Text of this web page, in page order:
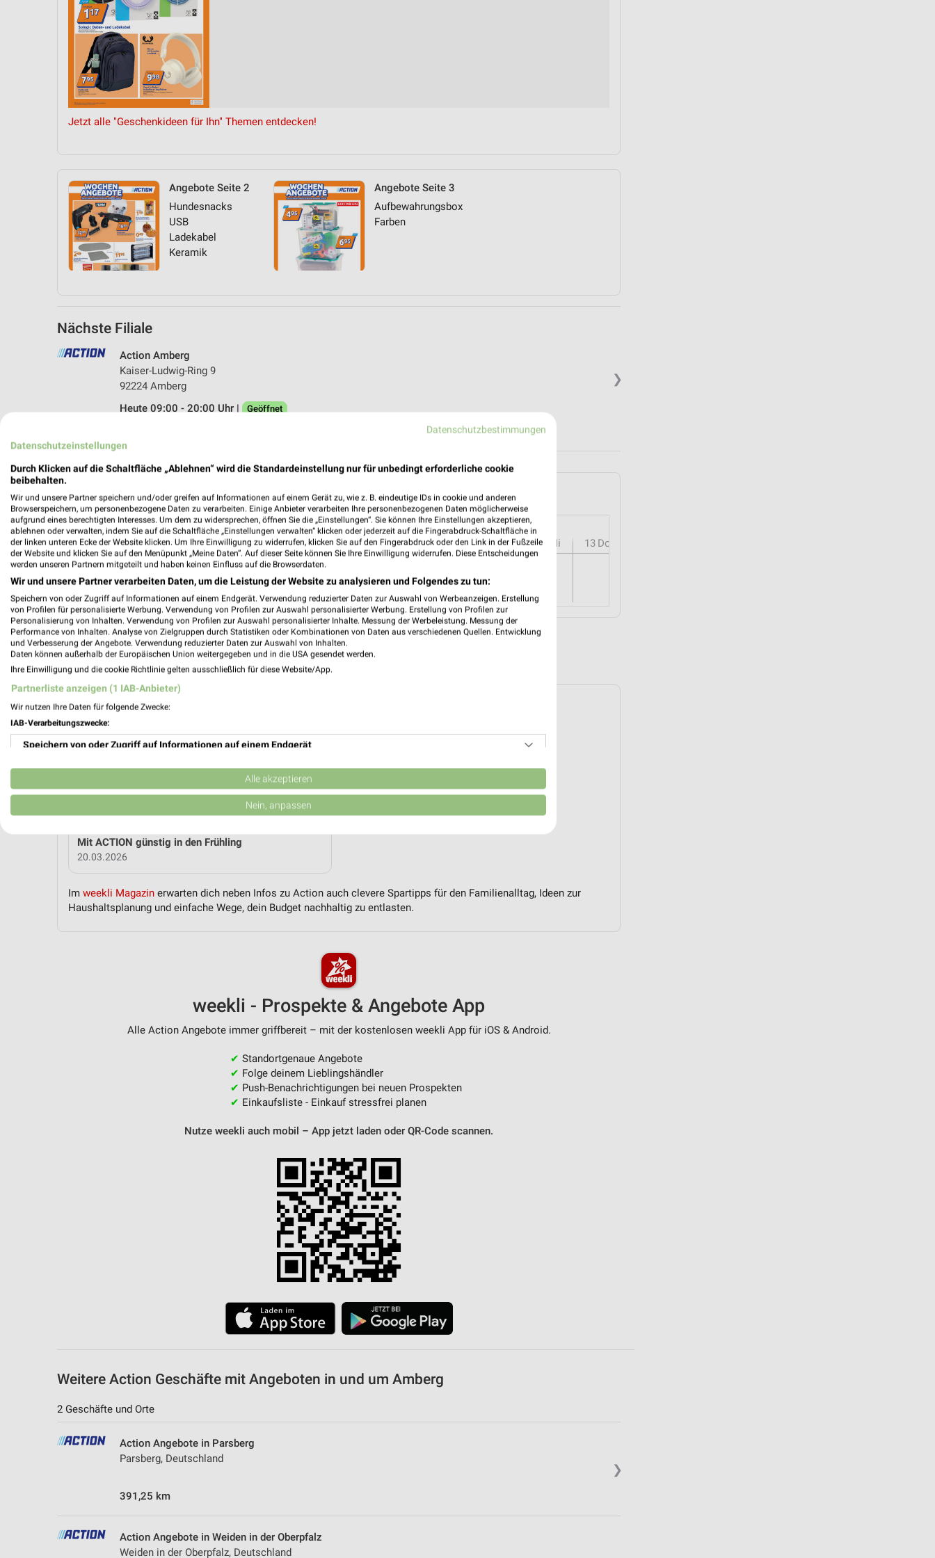
Jetzt alle "Geschenkideen für Ihn" Themen entdecken!
Angebote Seite 2
Hundesnacks
USB
Ladekabel
Keramik
Angebote Seite 3
Aufbewahrungsbox
Farben
Nächste Filiale
❯
Action Amberg
Kaiser-Ludwig-Ring 9
92224 Amberg
Heute 09:00 - 20:00 Uhr |
Geöffnet
Angebote-Kalender für Action in Amberg und Umgebung
Aug.
03Mo 04Di 05Mi 06 Do 07 Fr 08 Sa 09So 10Mo 11Di 12 Mi 13 Do
Action - Angebote ab 05.08.
MEHR PROSPEKTE
weekli Magazin
Mit ACTION günstig in den Frühling
20.03.2026
Im weekli Magazin erwarten dich neben Infos zu Action auch clevere Spartipps für den Familienalltag, Ideen zur
Haushaltsplanung und einfache Wege, dein Budget nachhaltig zu entlasten.
weekli - Prospekte & Angebote App
Alle Action Angebote immer griffbereit – mit der kostenlosen weekli App für iOS & Android.
✔ Standortgenaue Angebote
✔ Folge deinem Lieblingshändler
✔ Push-Benachrichtigungen bei neuen Prospekten
✔ Einkaufsliste - Einkauf stressfrei planen
Nutze weekli auch mobil – App jetzt laden oder QR-Code scannen.
Weitere Action Geschäfte mit Angeboten in und um Amberg
2 Geschäfte und Orte
❯
Action Angebote in Parsberg
Parsberg, Deutschland
391,25 km
Action Angebote in Weiden in der Oberpfalz
Weiden in der Oberpfalz, Deutschland
Datenschutzbestimmungen
Datenschutzeinstellungen
Durch Klicken auf die Schaltfläche „Ablehnen“ wird die Standardeinstellung nur für unbedingt erforderliche cookie
beibehalten.
Wir und unsere Partner speichern und/oder greifen auf Informationen auf einem Gerät zu, wie z. B. eindeutige IDs in cookie und anderen
Browserspeichern, um personenbezogene Daten zu verarbeiten. Einige Anbieter verarbeiten Ihre personenbezogenen Daten möglicherweise
aufgrund eines berechtigten Interesses. Um dem zu widersprechen, öffnen Sie die „Einstellungen“. Sie können Ihre Einstellungen akzeptieren,
ablehnen oder verwalten, indem Sie auf die Schaltfläche „Einstellungen verwalten“ klicken oder jederzeit auf die Fingerabdruck-Schaltfläche in
der linken unteren Ecke der Website klicken. Um Ihre Einwilligung zu widerrufen, klicken Sie auf den Fingerabdruck oder den Link in der Fußzeile
der Website und klicken Sie auf den Menüpunkt „Meine Daten“. Auf dieser Seite können Sie Ihre Einwilligung widerrufen. Diese Entscheidungen
werden unseren Partnern mitgeteilt und haben keinen Einfluss auf die Browserdaten.
Wir und unsere Partner verarbeiten Daten, um die Leistung der Website zu analysieren und Folgendes zu tun:
Speichern von oder Zugriff auf Informationen auf einem Endgerät. Verwendung reduzierter Daten zur Auswahl von Werbeanzeigen. Erstellung
von Profilen für personalisierte Werbung. Verwendung von Profilen zur Auswahl personalisierter Werbung. Erstellung von Profilen zur
Personalisierung von Inhalten. Verwendung von Profilen zur Auswahl personalisierter Inhalte. Messung der Werbeleistung. Messung der
Performance von Inhalten. Analyse von Zielgruppen durch Statistiken oder Kombinationen von Daten aus verschiedenen Quellen. Entwicklung
und Verbesserung der Angebote. Verwendung reduzierter Daten zur Auswahl von Inhalten.
Daten können außerhalb der Europäischen Union weitergegeben und in die USA gesendet werden.
Ihre Einwilligung und die cookie Richtlinie gelten ausschließlich für diese Website/App.
Partnerliste anzeigen (1 IAB-Anbieter)
Wir nutzen Ihre Daten für folgende Zwecke:
IAB-Verarbeitungszwecke:
Speichern von oder Zugriff auf Informationen auf einem Endgerät
Verwendung reduzierter Daten zur Auswahl von Werbeanzeigen
Erstellung von Profilen für personalisierte Werbung
Erstellung von Profilen zur Personalisierung von Inhalten
Verwendung von Profilen zur Auswahl personalisierter Inhalte
Messung der Werbeleistung
Analyse von Zielgruppen durch Statistiken oder Kombinationen von Daten aus verschiedenen
Entwicklung und Verbesserung der Angebote
Alle akzeptieren
Nein, anpassen